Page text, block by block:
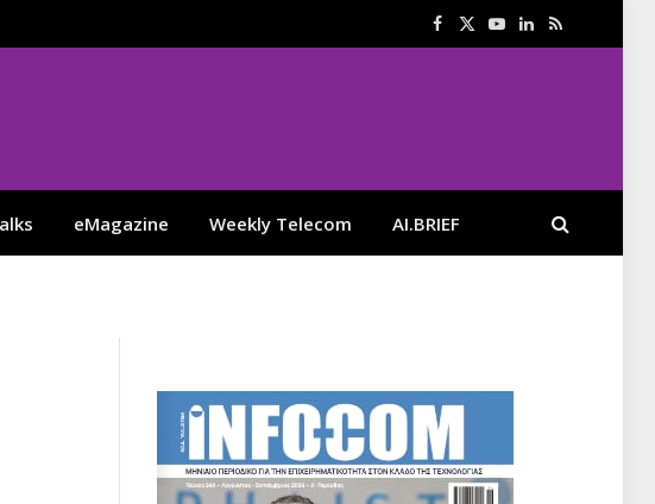
Facebook
X
YouTube
LinkedIn
RSS
eMagazine Weekly Telecom AI.BRIEF